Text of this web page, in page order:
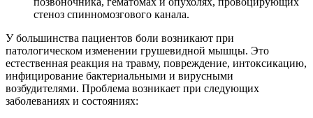
стеноз спинномозгового канала.
У большинства пациентов боли возникают при
патологическом изменении грушевидной мышцы. Это
естественная реакция на травму, повреждение, интоксикацию,
инфицирование бактериальными и вирусными
возбудителями. Проблема возникает при следующих
заболеваниях и состояниях: